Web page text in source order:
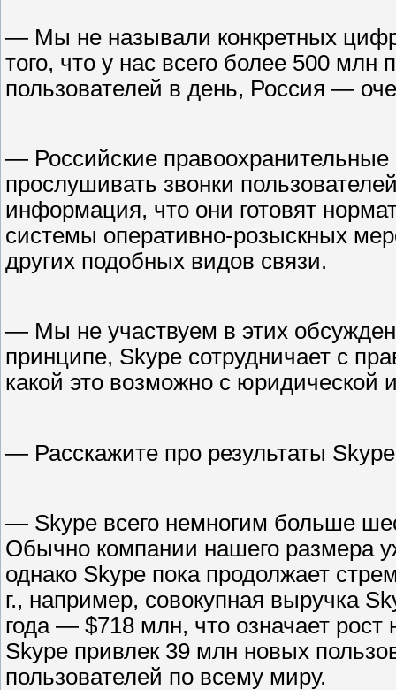
— Мы не называли конкретных
того, что у нас всего более 500
пользователей в день, Россия —
— Российские
прослушивать звонки
информация, что они готовят
системы оперативно-розыскных
других подобных видов связи.
— Мы не участвуем в этих
принципе, Skype сотрудничает с
какой это возможно с юридической
— Расскажите про результаты Skype
— Skype всего немногим больше
Обычно компании нашего размера
однако Skype пока продолжает
г., например, совокупная выручка
года — $718 млн, что означает рост
Skype привлек 39 млн новых
пользователей по всему миру.